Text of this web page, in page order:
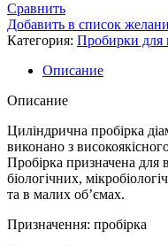
Сравнить
Добавить в список
Категория: Пробирки для
Описание
Описание
Циліндрична пробірка
виконано з
Пробірка призначена для
біологічних,
та в малих об’ємах.
Призначення: пробірка